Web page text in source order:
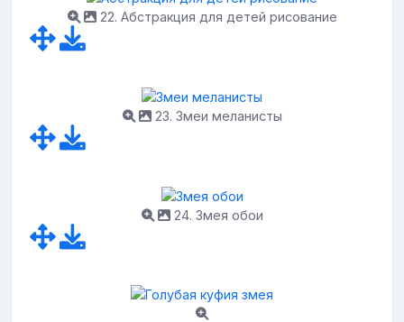
22. Абстракция для детей рисование
23. Змеи меланисты
24. Змея обои